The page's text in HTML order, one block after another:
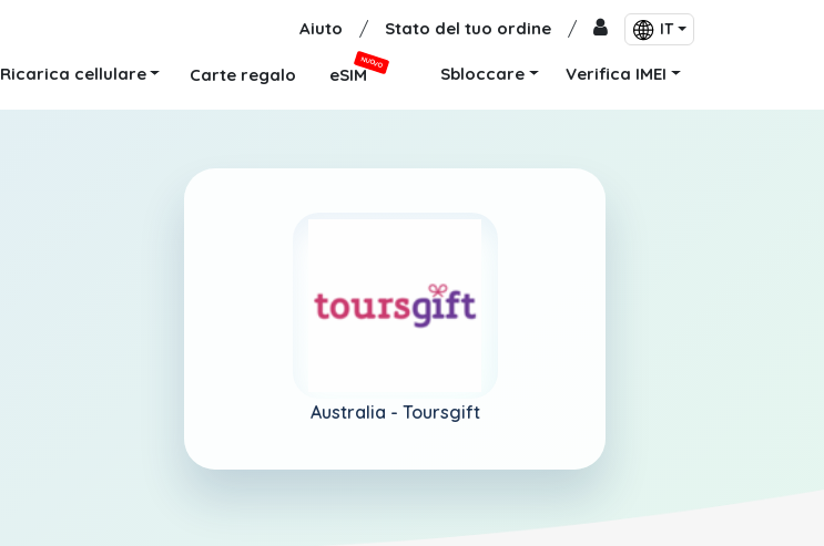
Aiuto / Stato del tuo ordine / IT
Ricarica cellulare Carte regalo eSIM
NUOVO
Sbloccare Verifica IMEI
Australia - Toursgift